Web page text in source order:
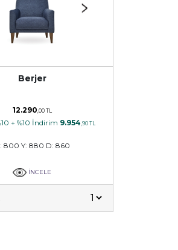
Berjer
12.290,00 TL
+ %10 İndirim 9.954,90 TL
800 Y: 880 D: 860
İNCELE